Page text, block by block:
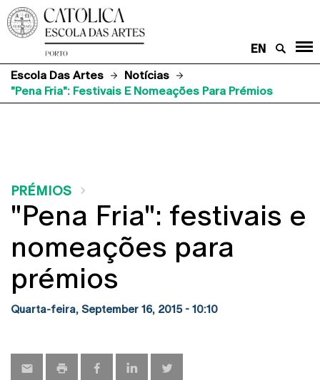
EN
Escola Das Artes
Notícias
"Pena Fria": Festivais E Nomeações Para Prémios
PRÉMIOS
"Pena Fria": festivais e
nomeações para
prémios
Quarta-feira, September 16, 2015 - 10:10